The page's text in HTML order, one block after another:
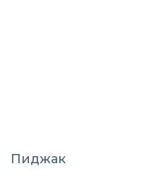
Пиджак